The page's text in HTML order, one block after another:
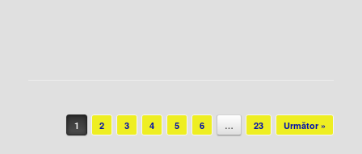
Post navigation
1 2 3 4 5 6 … 23 Următor »